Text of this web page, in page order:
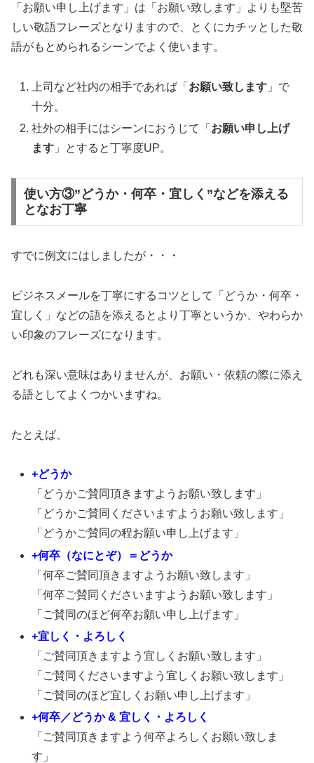
「お願い申し上げます」は「お願い致します」よりも堅苦
しい敬語フレーズとなりますので、とくにカチッとした敬
語がもとめられるシーンでよく使います。
上司など社内の相手であれば「 お願い致します 」で
十分。
社外の相手にはシーンにおうじて「 お願い申し上げ
ます 」とすると丁寧度UP。
使い方③”どうか・何卒・宜しく”などを添える
となお丁寧
すでに例文にはしましたが・・・
ビジネスメールを丁寧にするコツとして「どうか・何卒・
宜しく」などの語を添えるとより丁寧というか、やわらか
い印象のフレーズになります。
どれも深い意味はありませんが、お願い・依頼の際に添え
る語としてよくつかいますね。
たとえば、
+どうか
「どうかご賛同頂きますようお願い致します」
「どうかご賛同くださいますようお願い致します」
「どうかご賛同の程お願い申し上げます」
+何卒（なにとぞ）＝どうか
「何卒ご賛同頂きますようお願い致します」
「何卒ご賛同くださいますようお願い致します」
「ご賛同のほど何卒お願い申し上げます」
+宜しく・よろしく
「ご賛同頂きますよう宜しくお願い致します」
「ご賛同くださいますよう宜しくお願い致します」
「ご賛同のほど宜しくお願い申し上げます」
+何卒／どうか & 宜しく・よろしく
「ご賛同頂きますよう何卒よろしくお願い致しま
す」